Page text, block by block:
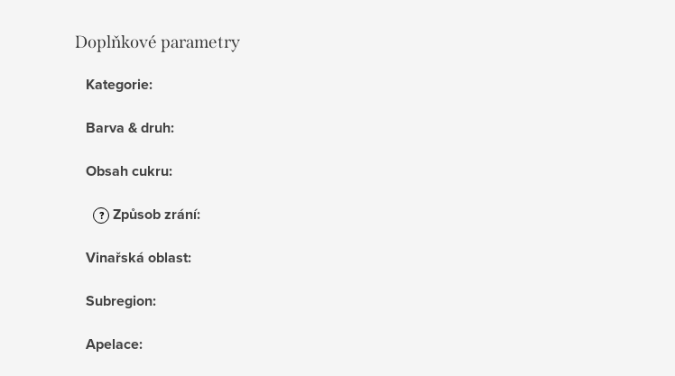
Doplňkové parametry
Kategorie:
Barva & druh:
Obsah cukru:
? Způsob zrání:
Vinařská oblast:
Subregion:
Apelace: